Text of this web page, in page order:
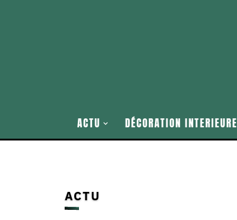
ACTU DÉCORATION INTERIEURE
ACTU